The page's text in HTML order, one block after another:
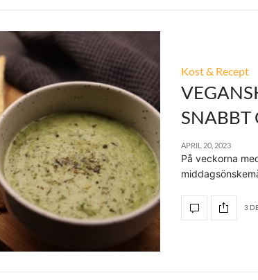
Kost & Recept
SNABBT
APRIL 20, 2023
På veckorna
3